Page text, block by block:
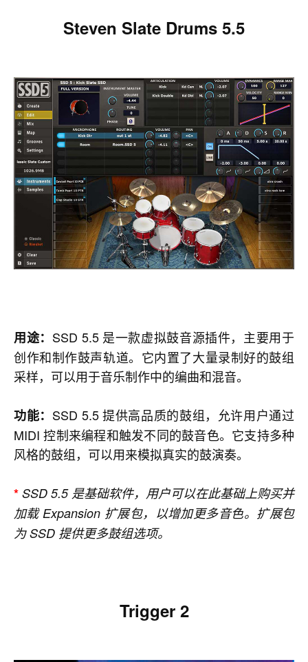
Steven Slate Drums 5.5
用途： SSD 5.5 是一款虚拟鼓音源插件，主要用于
创作和制作鼓声轨道。它内置了大量录制好的鼓组
采样，可以用于音乐制作中的编曲和混音。
功能： SSD 5.5 提供高品质的鼓组，允许用户通过
MIDI 控制来编程和触发不同的鼓音色。它支持多种
风格的鼓组，可以用来模拟真实的鼓演奏。
* SSD 5.5 是基础软件，用户可以在此基础上购买并
加载 Expansion 扩展包，以增加更多音色。扩展包
为 SSD 提供更多鼓组选项。
Trigger 2